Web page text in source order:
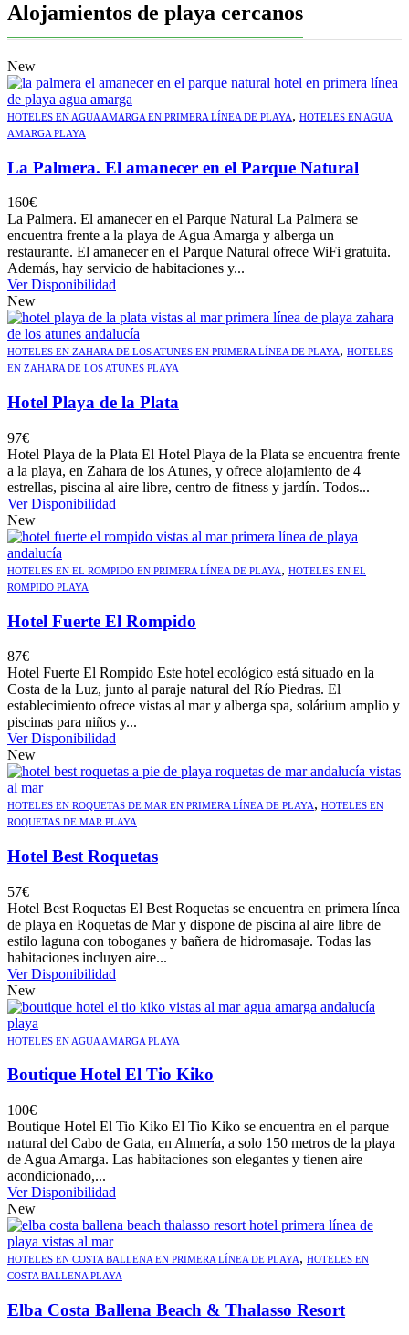
Alojamientos de playa cercanos
New
HOTELES EN AGUA AMARGA EN PRIMERA LÍNEA DE PLAYA, HOTELES EN AGUA
AMARGA PLAYA
La Palmera. El amanecer en el Parque Natural
160€
La Palmera. El amanecer en el Parque Natural La Palmera se
encuentra frente a la playa de Agua Amarga y alberga un
restaurante. El amanecer en el Parque Natural ofrece WiFi gratuita.
Además, hay servicio de habitaciones y...
Ver Disponibilidad
New
HOTELES EN ZAHARA DE LOS ATUNES EN PRIMERA LÍNEA DE PLAYA, HOTELES
EN ZAHARA DE LOS ATUNES PLAYA
Hotel Playa de la Plata
97€
Hotel Playa de la Plata El Hotel Playa de la Plata se encuentra frente
a la playa, en Zahara de los Atunes, y ofrece alojamiento de 4
estrellas, piscina al aire libre, centro de fitness y jardín. Todos...
Ver Disponibilidad
New
HOTELES EN EL ROMPIDO EN PRIMERA LÍNEA DE PLAYA, HOTELES EN EL
ROMPIDO PLAYA
Hotel Fuerte El Rompido
87€
Hotel Fuerte El Rompido Este hotel ecológico está situado en la
Costa de la Luz, junto al paraje natural del Río Piedras. El
establecimiento ofrece vistas al mar y alberga spa, solárium amplio y
piscinas para niños y...
Ver Disponibilidad
New
HOTELES EN ROQUETAS DE MAR EN PRIMERA LÍNEA DE PLAYA, HOTELES EN
ROQUETAS DE MAR PLAYA
Hotel Best Roquetas
57€
Hotel Best Roquetas El Best Roquetas se encuentra en primera línea
de playa en Roquetas de Mar y dispone de piscina al aire libre de
estilo laguna con toboganes y bañera de hidromasaje. Todas las
habitaciones incluyen aire...
Ver Disponibilidad
New
HOTELES EN AGUA AMARGA PLAYA
Boutique Hotel El Tio Kiko
100€
Boutique Hotel El Tio Kiko El Tio Kiko se encuentra en el parque
natural del Cabo de Gata, en Almería, a solo 150 metros de la playa
de Agua Amarga. Las habitaciones son elegantes y tienen aire
acondicionado,...
Ver Disponibilidad
New
HOTELES EN COSTA BALLENA EN PRIMERA LÍNEA DE PLAYA, HOTELES EN
COSTA BALLENA PLAYA
Elba Costa Ballena Beach & Thalasso Resort